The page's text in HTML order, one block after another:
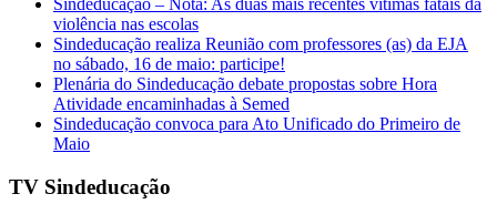
Sindeducação – Nota: As duas mais recentes vítimas fatais da
violência nas escolas
Sindeducação realiza Reunião com professores (as) da EJA
no sábado, 16 de maio: participe!
Plenária do Sindeducação debate propostas sobre Hora
Atividade encaminhadas à Semed
Sindeducação convoca para Ato Unificado do Primeiro de
Maio
TV Sindeducação